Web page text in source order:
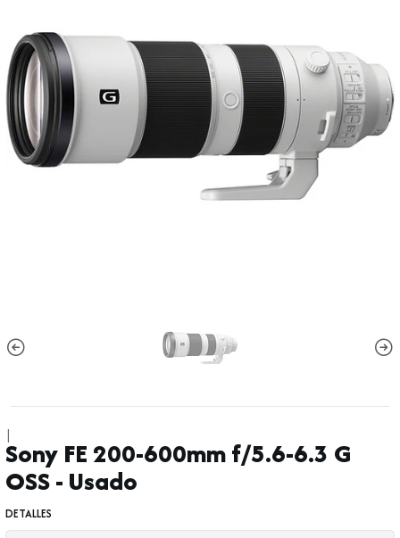
|
Sony FE 200-600mm f/5.6-6.3 G
OSS - Usado
DETALLES